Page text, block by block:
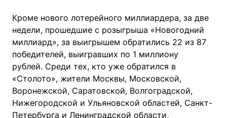
Кроме нового лотерейного миллиардера, за две
недели, прошедшие с розыгрыша «Новогодний
миллиард», за выигрышем обратились 22 из 87
победителей, выигравших по 1 миллиону
рублей. Среди тех, кто уже обратился в
«Столото», жители Москвы, Московской,
Воронежской, Саратовской, Волгоградской,
Нижегородской и Ульяновской областей, Санкт-
Петербурга и Ленинградской области,